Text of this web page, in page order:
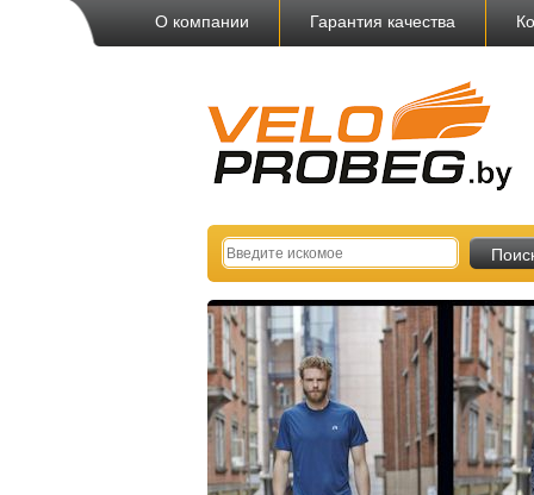
О компании Гарантия качества